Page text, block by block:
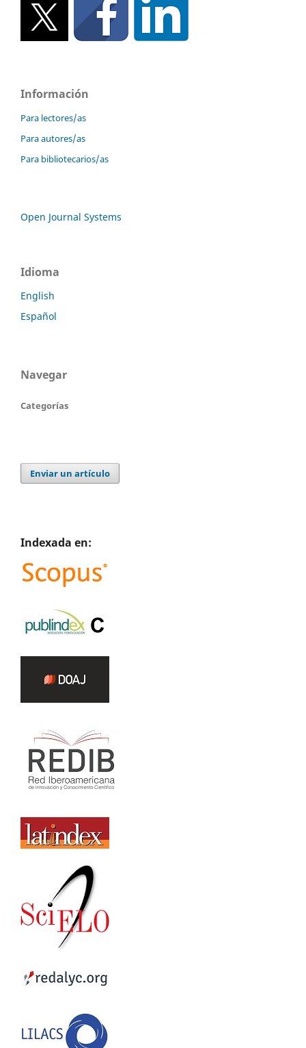
Información
Para lectores/as
Para autores/as
Para bibliotecarios/as
Open Journal Systems
Idioma
English
Español
Navegar
Categorías
Enviar un artículo
Indexada en: